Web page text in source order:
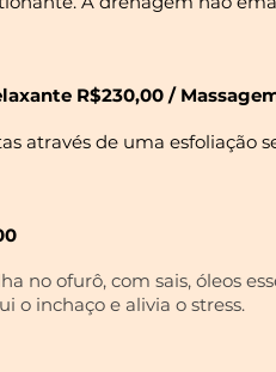
R$230,00 /
através de uma esfoliação
no ofurô, com sais, óleos
o inchaço e alivia o stress.